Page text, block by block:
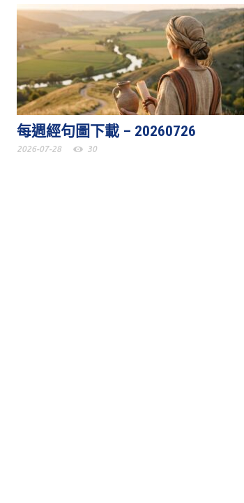
每週經句圖下載 – 20260726
2026-07-28 30